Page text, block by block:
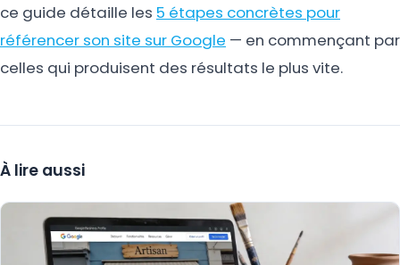
ce guide détaille les 5 étapes concrètes pour
référencer son site sur Google — en commençant par
celles qui produisent des résultats le plus vite.
À lire aussi